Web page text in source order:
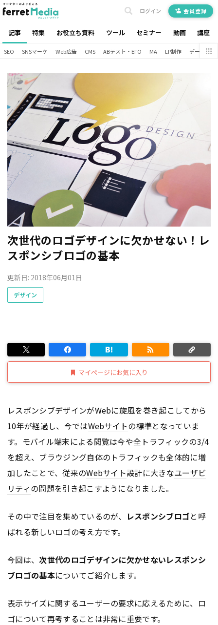
記事 特集 お役立ち資料 ツール セミナー 動画 講座
ログイン 会員登録
SEO SNSマーケ Web広告 CMS ABテスト・EFO MA LP制作 データ分析
次世代のロゴデザインに欠かせない！レ
スポンシブロゴの基本
更新日: 2018年06月01日
デザイン
マイページにお気に入り
レスポンシブデザインがWebに旋風を巻き起こしてから
10年が経過し、今ではWebサイトの標準となっていま
す。モバイル端末による閲覧は今や全トラフィックの3/4
を超え、ブラウジング自体のトラフィックも全体的に増
加したことで、従来のWebサイト設計に大きなユーザビ
リティの問題を引き起こすようになりました。
その中で注目を集めているのが、 レスポンシブロゴと呼
ばれる新しいロゴの考え方です。
今回は、次世代のロゴデザインに欠かせないレスポンシ
ブロゴの基本についてご紹介します。
表示サイズに関するユーザーの要求に応えるために、ロ
ゴについて再考することは非常に重要です。